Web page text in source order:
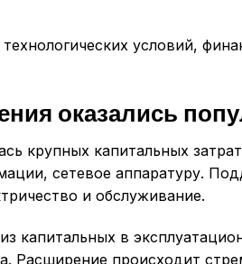
условий,
оказались
крупных капитальных
сетевое аппаратуру.
и обслуживание.
капитальных в
Расширение происходит